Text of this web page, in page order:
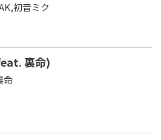
初音ミク
裏命)
命